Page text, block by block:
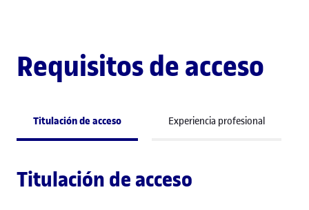
Requisitos de acceso
Titulación de acceso Experiencia profesional
Titulación de acceso